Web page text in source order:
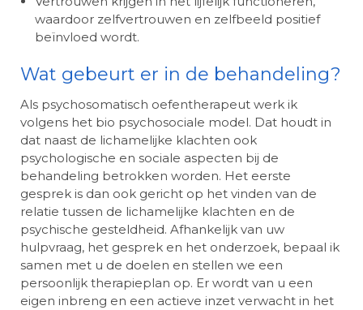
waardoor zelfvertrouwen en zelfbeeld positief
beïnvloed wordt.
Wat gebeurt er in de behandeling?
Als psychosomatisch oefentherapeut werk ik
volgens het bio psychosociale model. Dat houdt in
dat naast de lichamelijke klachten ook
psychologische en sociale aspecten bij de
behandeling betrokken worden. Het eerste
gesprek is dan ook gericht op het vinden van de
relatie tussen de lichamelijke klachten en de
psychische gesteldheid. Afhankelijk van uw
hulpvraag, het gesprek en het onderzoek, bepaal ik
samen met u de doelen en stellen we een
persoonlijk therapieplan op. Er wordt van u een
eigen inbreng en een actieve inzet verwacht in het